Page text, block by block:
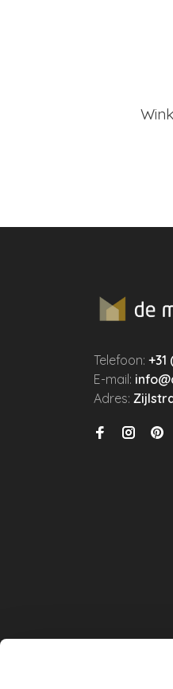
Telefoon:+31
E-mail:
Adres: